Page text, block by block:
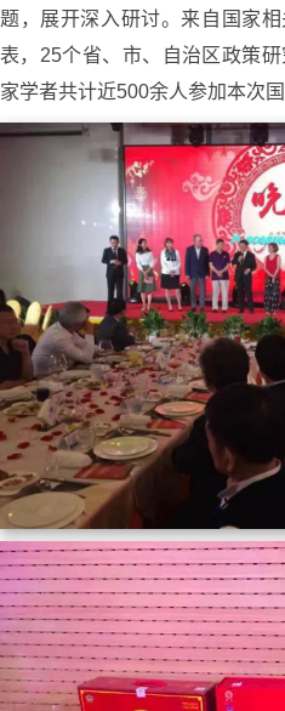
题，展开深入研讨。来自国家
表，25个省、市、自治区政策
家学者共计近500余人参加本次国